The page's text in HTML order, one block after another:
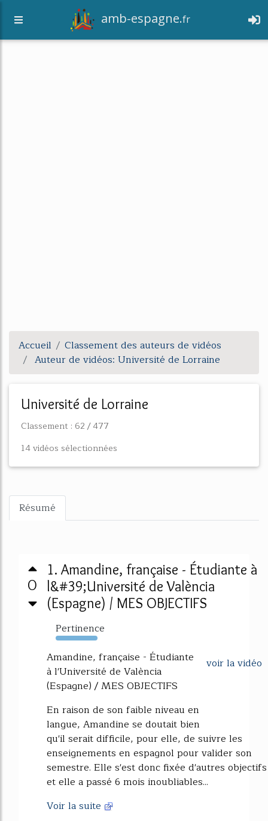
amb-espagne.fr
Accueil
Classement des auteurs de vidéos
Auteur de vidéos: Université de Lorraine
Université de Lorraine
Classement : 62 / 477
14 vidéos sélectionnées
Résumé
0
1. Amandine, française - Étudiante à
l&#39;Université de València
(Espagne) / MES OBJECTIFS
Pertinence
103%
voir la vidéo
Amandine, française - Étudiante
à l'Université de València
(Espagne) / MES OBJECTIFS
En raison de son faible niveau en
langue, Amandine se doutait bien
qu'il serait difficile, pour elle, de suivre les
enseignements en espagnol pour valider son
semestre. Elle s'est donc fixée d'autres objectifs
et elle a passé 6 mois inoubliables...
Voir la suite